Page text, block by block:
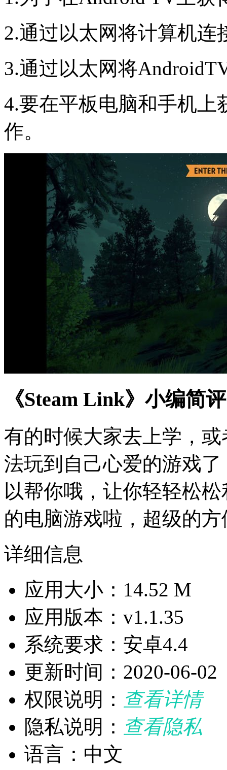
2.通过以太网将计算机连
3.通过以太网将
4.要在平板电脑和手机上
作。
《Steam Link》小编简
有的时候大家去上学，
法玩到自己心爱的游戏
以帮你哦，让你轻轻松
的电脑游戏啦，超级的方
详细信息
应用大小：14.52 M
应用版本：v1.1.35
系统要求：安卓4.4
更新时间：2020-06-02
权限说明： 查看详情
隐私说明： 查看隐私
语言：中文